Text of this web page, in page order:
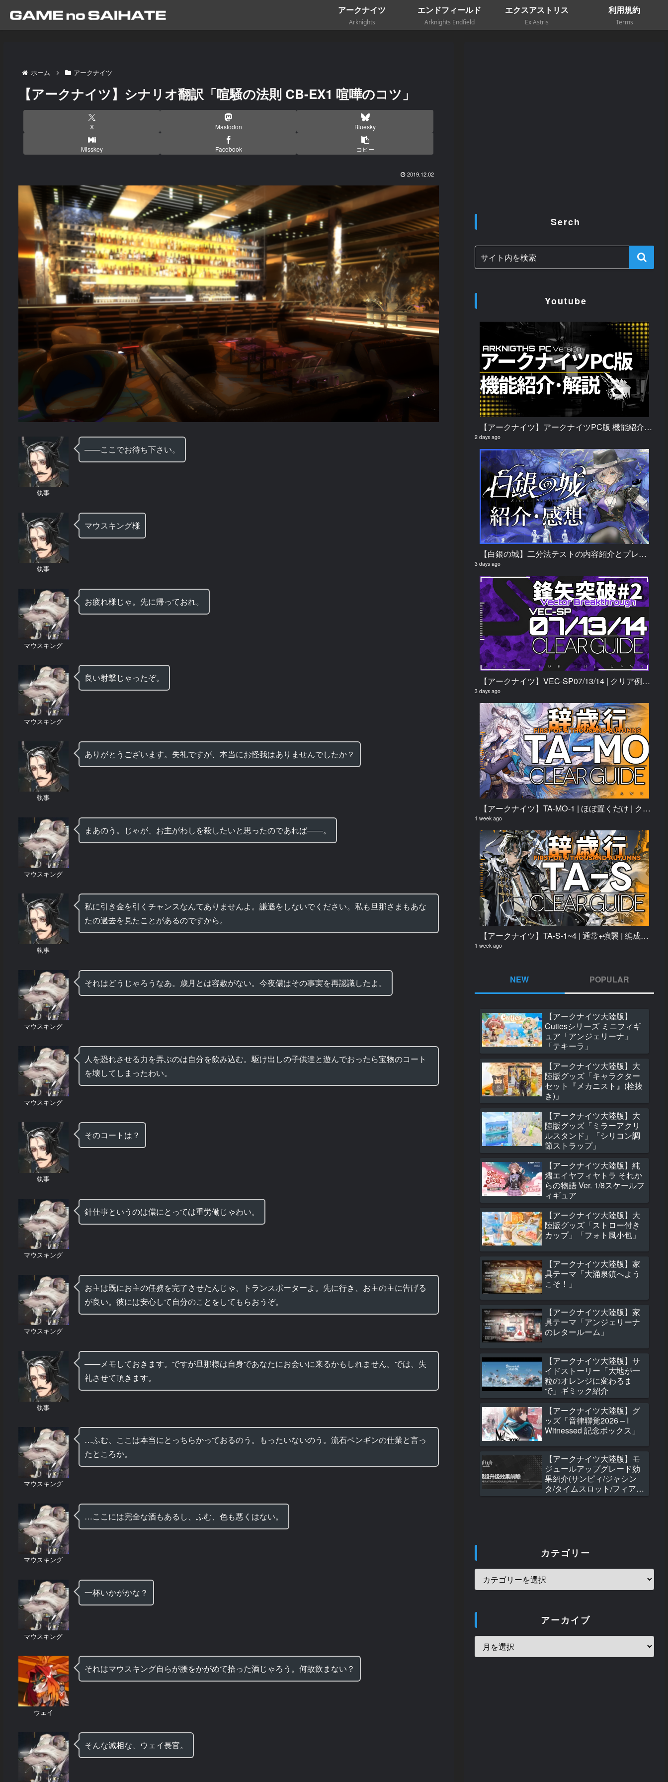
アークナイツ
Arknights
エンドフィールド
Arknights Endfield
エクスアストリス
Ex Astris
利用規約
Terms
ホーム アークナイツ
【アークナイツ】シナリオ翻訳「喧騒の法則 CB-EX1 喧嘩のコツ」
X Mastodon Bluesky
Misskey Facebook コピー
2019.12.02
執事
――ここでお待ち下さい。
執事
マウスキング様
マウスキング
お疲れ様じゃ。先に帰っておれ。
マウスキング
良い射撃じゃったぞ。
執事
ありがとうございます。失礼ですが、本当にお怪我はありませんでしたか？
マウスキング
まあのう。じゃが、お主がわしを殺したいと思ったのであれば――。
執事
私に引き金を引くチャンスなんてありませんよ。謙遜をしないでください。私も旦那さまもあな
たの過去を見たことがあるのですから。
マウスキング
それはどうじゃろうなあ。歳月とは容赦がない。今夜儂はその事実を再認識したよ。
マウスキング
人を恐れさせる力を弄ぶのは自分を飲み込む。駆け出しの子供達と遊んでおったら宝物のコート
を壊してしまったわい。
執事
そのコートは？
マウスキング
針仕事というのは儂にとっては重労働じゃわい。
マウスキング
お主は既にお主の任務を完了させたんじゃ、トランスポーターよ。先に行き、お主の主に告げる
が良い。彼には安心して自分のことをしてもらおうぞ。
執事
――メモしておきます。ですが旦那様は自身であなたにお会いに来るかもしれません。では、失
礼させて頂きます。
マウスキング
…ふむ、ここは本当にとっちらかっておるのう。もったいないのう。流石ペンギンの仕業と言っ
たところか。
マウスキング
…ここには完全な酒もあるし、ふむ、色も悪くはない。
マウスキング
一杯いかがかな？
ウェイ
それはマウスキング自らが腰をかがめて拾った酒じゃろう。何故飲まない？
そんな滅相な、ウェイ長官。
Serch
Youtube
【アークナイツ】アークナイツPC版 機能紹介・解説
2 days ago
【白銀の城】二分法テストの内容紹介とプレイしてみての感想
3 days ago
【アークナイツ】VEC-SP07/13/14 | クリア例【鋒矢突破#2】
3 days ago
【アークナイツ】TA-MO-1 | ほぼ置くだけ | クリア例【辞歳行】
1 week ago
【アークナイツ】TA-S-1~4 | 通常+強襲 | 編成固定 ほぼ置くだけ クリア例【辞歳行】
1 week ago
NEW
【アークナイツ大陸版】
Cutiesシリーズ ミニフィギ
ュア「アンジェリーナ」
「テキーラ」
【アークナイツ大陸版】大
陸版グッズ「キャラクター
セット『メカニスト』(栓抜
き)」
【アークナイツ大陸版】大
陸版グッズ「ミラーアクリ
ルスタンド」「シリコン調
節ストラップ」
【アークナイツ大陸版】純
燼エイヤフィヤトラ それか
らの物語 Ver. 1/8スケールフ
ィギュア
【アークナイツ大陸版】大
陸版グッズ「ストロー付き
カップ」「フォト風小包」
【アークナイツ大陸版】家
具テーマ「大涌泉鎮へよう
こそ！」
【アークナイツ大陸版】家
具テーマ「アンジェリーナ
のレタールーム」
【アークナイツ大陸版】サ
イドストーリー「大地が一
粒のオレンジに変わるま
で」ギミック紹介
【アークナイツ大陸版】グ
ッズ「音律聯覚2026 – I
Witnessed 記念ボックス」
【アークナイツ大陸版】モ
ジュールアップグレード効
果紹介(サンピィ/ジャシン
タ/タイムスロット/フィアメ
ッタ/百錬ガヴィル)
POPULAR
【アークナイツ
サイドストーリ
が一粒のオレン
1750 views
【アークナイツ
グッズ「音律聯
ス」
1365 views
【アークナイツ
ド効果紹介(サン
ャシンタ/タイム
フィアメッタ/百
ル)
812 views
大陸版新オペレ
介 予願アンジェ
(予愿安洁莉娜
the Mellow Wish)
803 views
【アークナイツ
大陸版新オペレ
介 サンピィ(珊比
【アークナイツ
大陸版グッズ「
クリルスタンド
514 views
【アークナイツ
純燼エイヤフィ
れからの物語
ケールフィギュア
442 views
【アークナイツ
大陸版グッズ「
ターセット『メ
ト』(栓抜き)」
377 views
【アークナイツ
カテゴリー
アーカイブ